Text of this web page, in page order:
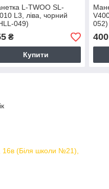
L-TWOO SL-
L3, ліва, чорний
049)
₴
Купити
052)
400
16в (Біля школи №21),